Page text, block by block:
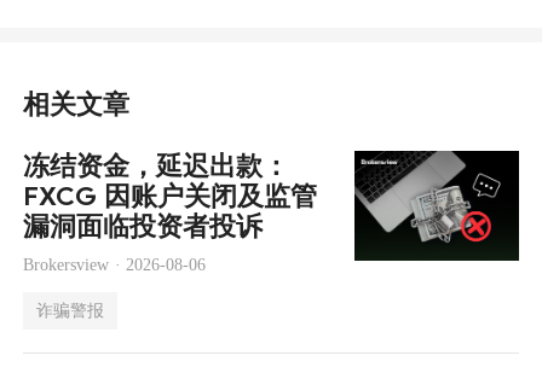
相关文章
冻结资金，延迟出款：
FXCG 因账户关闭及监管
漏洞面临投资者投诉
Brokersview · 2026-08-06
诈骗警报